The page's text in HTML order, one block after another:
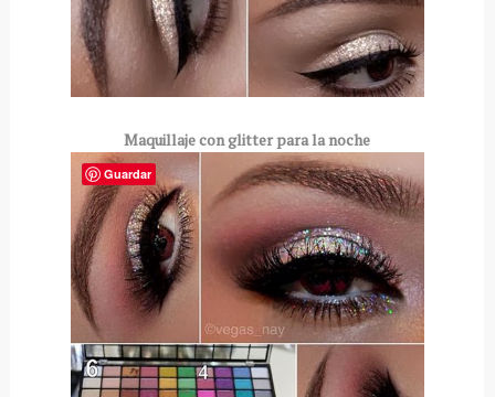
Maquillaje con glitter para la noche
Guardar